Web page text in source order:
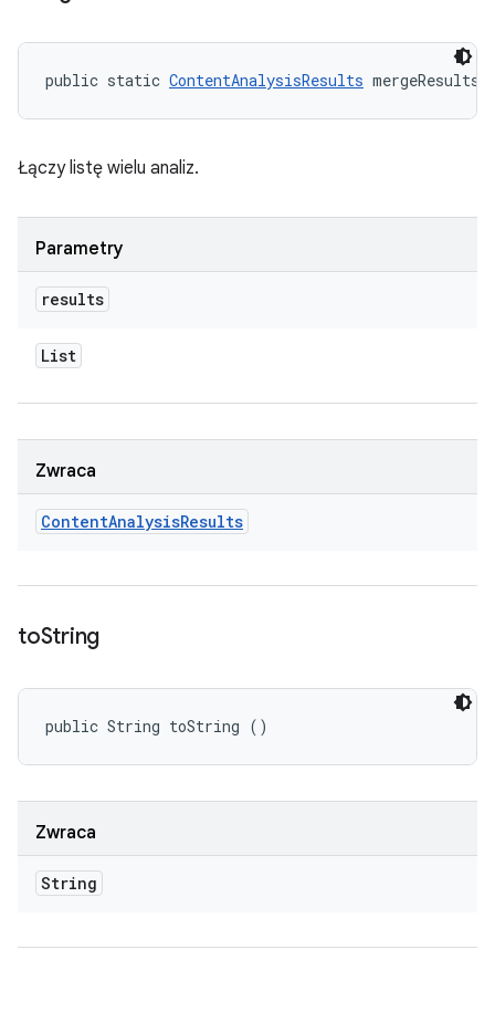
public static ContentAnalysisResults
Łączy listę wielu analiz.
Parametry
results
List
Zwraca
ContentAnalysisResults
toString
public String toString ()
Zwraca
String